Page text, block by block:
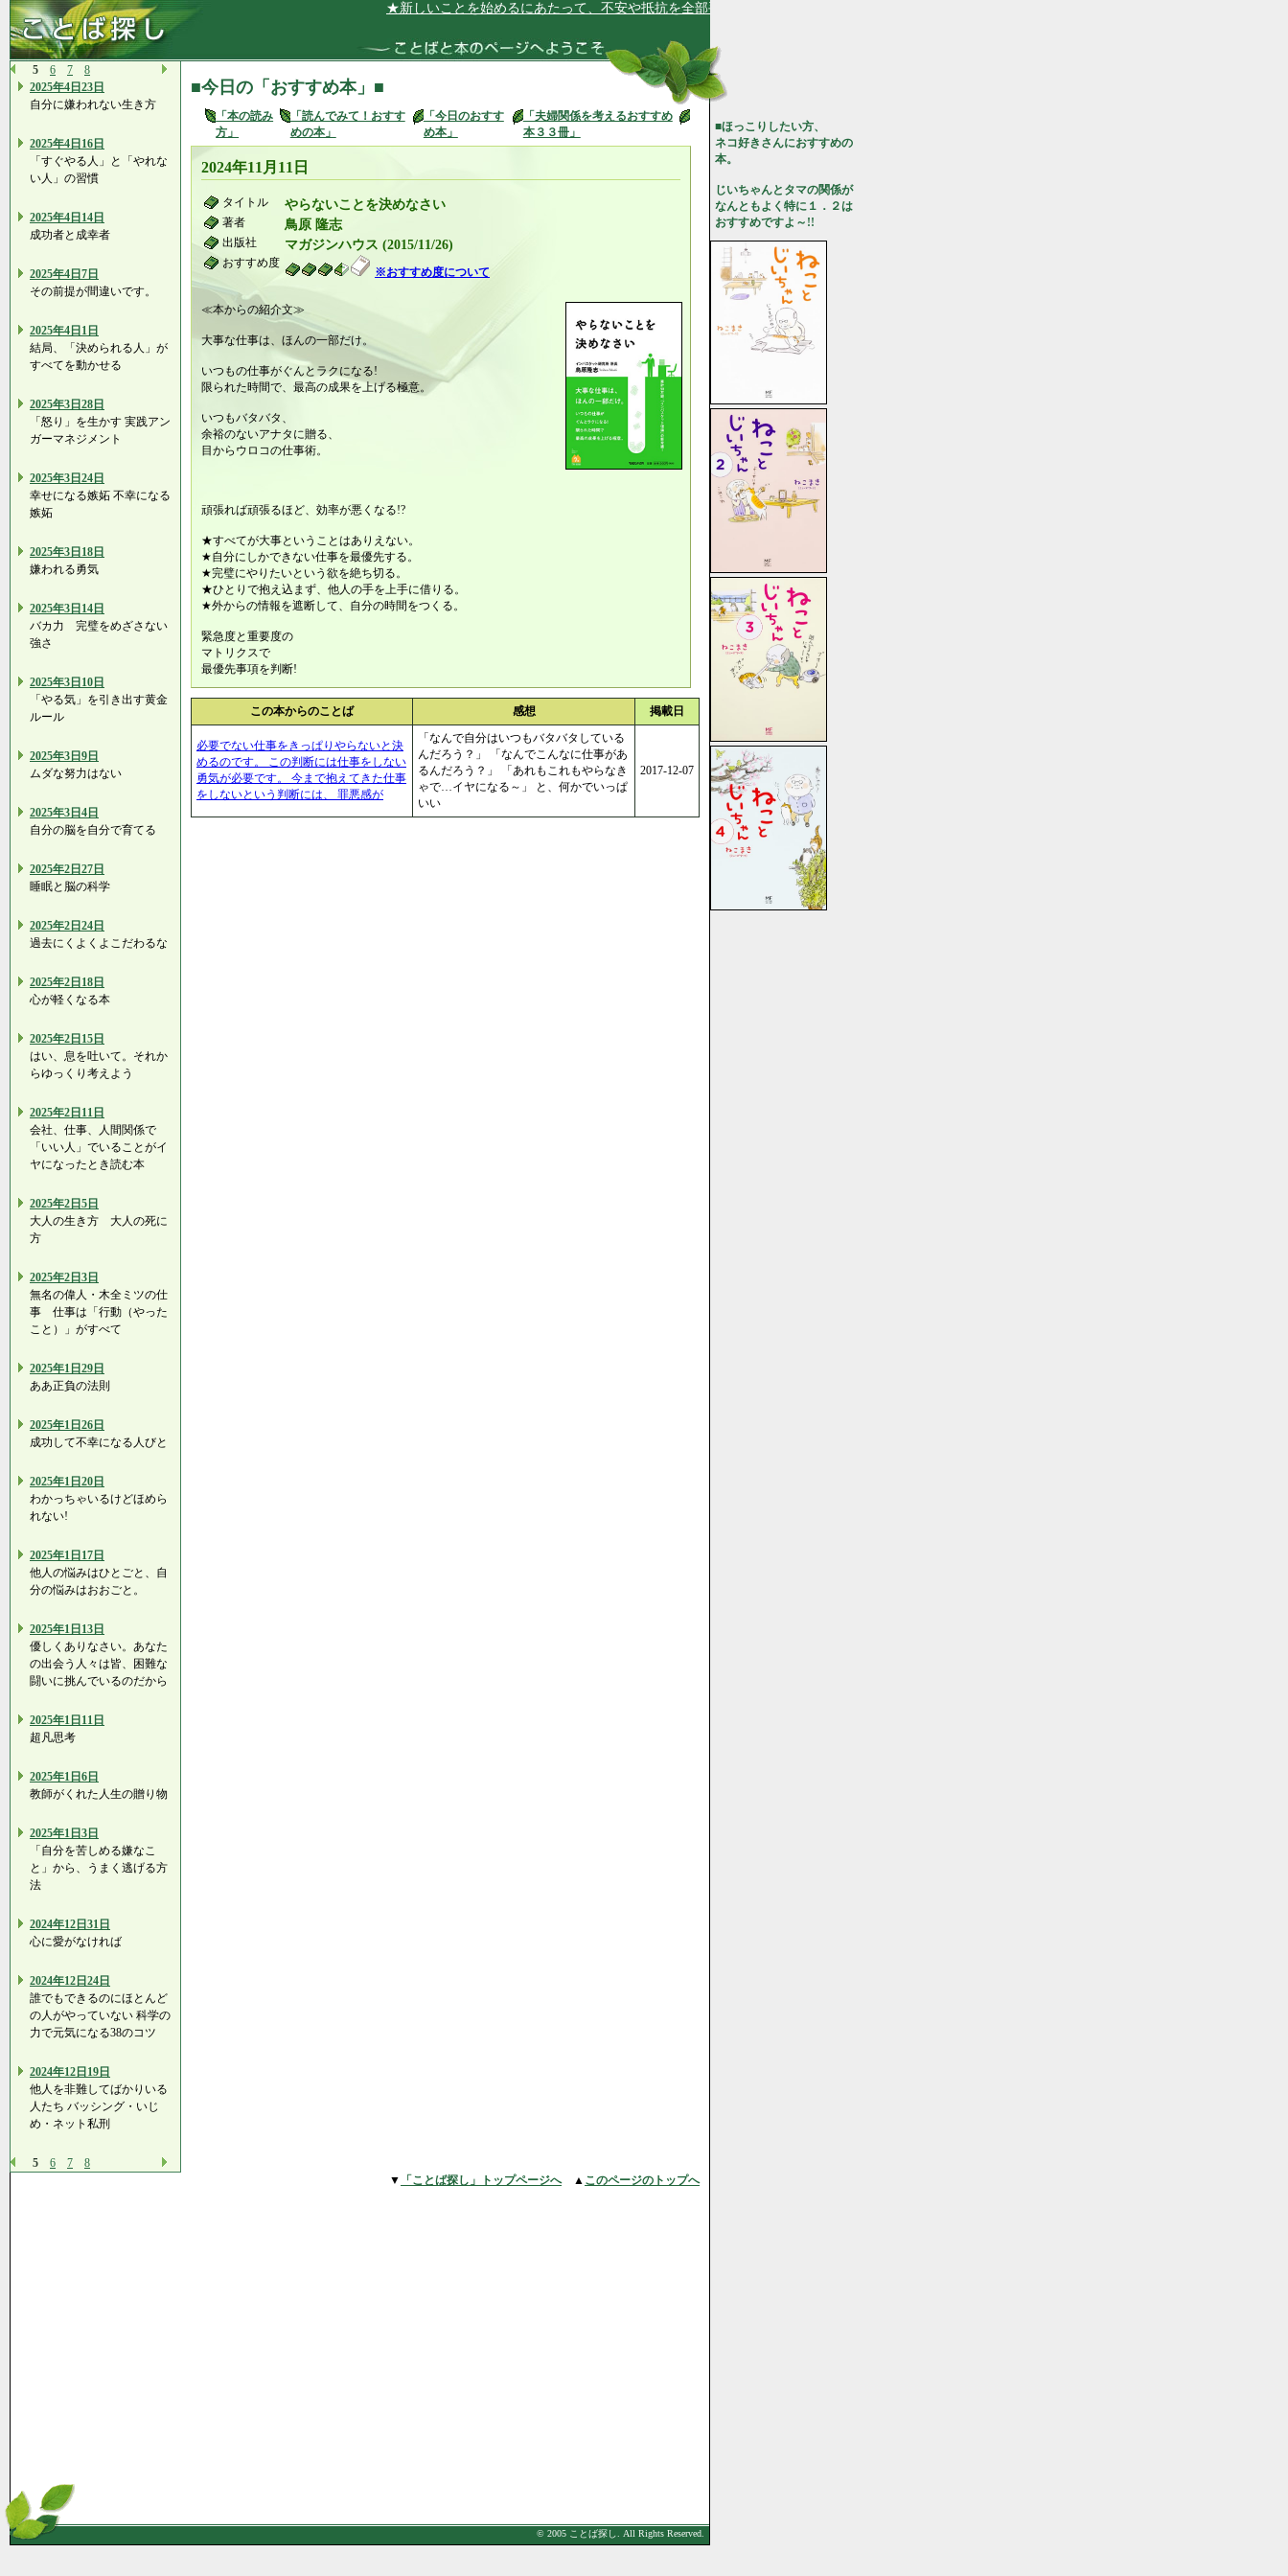
★新しいことを始めるにあたって、不安や抵抗を全部手放します★
5 6 7
8
2025年4日23日
自分に嫌われない生き方
2025年4日16日
「すぐやる人」と「やれな
い人」の習慣
2025年4日14日
成功者と成幸者
2025年4日7日
その前提が間違いです。
2025年4日1日
結局、「決められる人」が
すべてを動かせる
2025年3日28日
「怒り」を生かす 実践アン
ガーマネジメント
2025年3日24日
幸せになる嫉妬 不幸になる
嫉妬
2025年3日18日
嫌われる勇気
2025年3日14日
バカ力 完璧をめざさない
強さ
2025年3日10日
「やる気」を引き出す黄金
ルール
2025年3日9日
ムダな努力はない
2025年3日4日
自分の脳を自分で育てる
2025年2日27日
睡眠と脳の科学
2025年2日24日
過去にくよくよこだわるな
2025年2日18日
心が軽くなる本
2025年2日15日
はい、息を吐いて。それか
らゆっくり考えよう
2025年2日11日
会社、仕事、人間関係で
「いい人」でいることがイ
ヤになったとき読む本
2025年2日5日
大人の生き方 大人の死に
方
2025年2日3日
無名の偉人・木全ミツの仕
事 仕事は「行動（やった
こと）」がすべて
2025年1日29日
ああ正負の法則
2025年1日26日
成功して不幸になる人びと
2025年1日20日
わかっちゃいるけどほめら
れない!
2025年1日17日
他人の悩みはひとごと、自
分の悩みはおおごと。
2025年1日13日
優しくありなさい。あなた
の出会う人々は皆、困難な
闘いに挑んでいるのだから
2025年1日11日
超凡思考
2025年1日6日
教師がくれた人生の贈り物
2025年1日3日
「自分を苦しめる嫌なこ
と」から、うまく逃げる方
法
2024年12日31日
心に愛がなければ
2024年12日24日
誰でもできるのにほとんど
の人がやっていない 科学の
力で元気になる38のコツ
2024年12日19日
他人を非難してばかりいる
人たち バッシング・いじ
め・ネット私刑
5 6 7 8
■今日の「おすすめ本」■
「本の読み
方」
「読んでみて！おすす
めの本」
「今日のおすす
め本」
「夫婦関係を考えるおすすめ
本３３冊」
2024年11月11日
タイトル やらないことを決めなさい
著者 鳥原 隆志
出版社 マガジンハウス (2015/11/26)
おすすめ度
※おすすめ度について
≪本からの紹介文≫
大事な仕事は、ほんの一部だけ。
いつもの仕事がぐんとラクになる!
限られた時間で、最高の成果を上げる極意。
いつもバタバタ、
余裕のないアナタに贈る、
目からウロコの仕事術。
頑張れば頑張るほど、効率が悪くなる!?
★すべてが大事ということはありえない。
★自分にしかできない仕事を最優先する。
★完璧にやりたいという欲を絶ち切る。
★ひとりで抱え込まず、他人の手を上手に借りる。
★外からの情報を遮断して、自分の時間をつくる。
緊急度と重要度の
マトリクスで
最優先事項を判断!
この本からのことば 感想 掲載日
必要でない仕事をきっぱりやらないと決
めるのです。 この判断には仕事をしない
勇気が必要です。 今まで抱えてきた仕事
をしないという判断には、 罪悪感が
「なんで自分はいつもバタバタしている
んだろう？」 「なんでこんなに仕事があ
るんだろう？」 「あれもこれもやらなき
ゃで…イヤになる～」 と、何かでいっぱ
いい
2017-12-07
■ほっこりしたい方、
ネコ好きさんにおすすめの
本。
じいちゃんとタマの関係が
なんともよく特に１．２は
おすすめですよ～!!
▼ 「ことば探し」トップページへ▲ このページのトップへ
© 2005 ことば探し. All Rights Reserved.